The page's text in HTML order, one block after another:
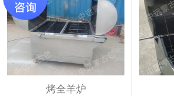
烤全羊炉